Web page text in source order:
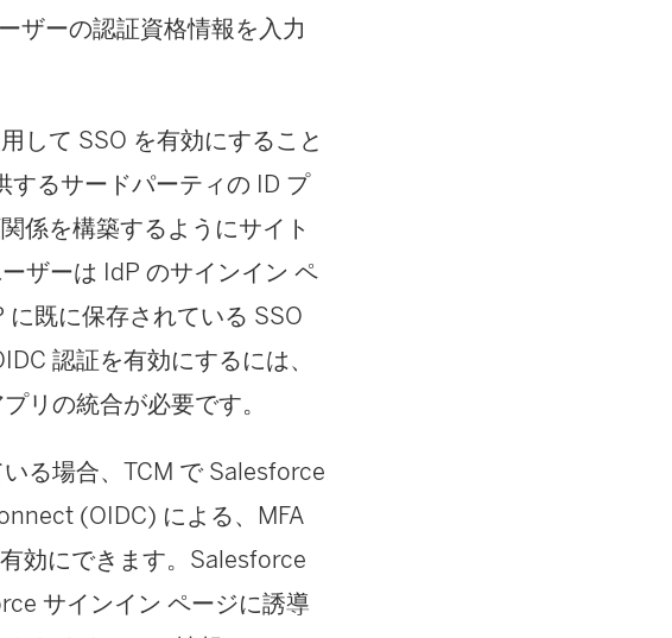
ザーの認証資格情報を入力
して SSO を有効にすること
するサードパーティの ID プ
係を構築するようにサイト
ザーは IdP のサインイン ペ
既に保存されている SSO
認証を有効にするには、
リの統合が必要です。
る場合、TCM で Salesforce
(OIDC) による、MFA
効にできます。Salesforce
サインイン ページに誘導